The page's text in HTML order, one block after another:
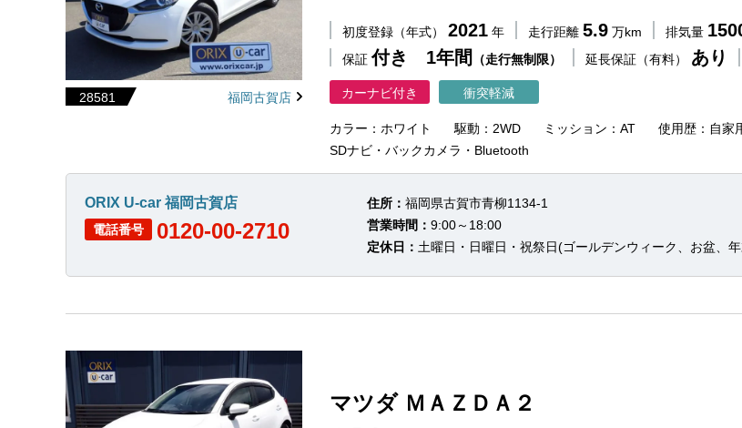
28581 福岡古賀店
初度登録（年式） 2021 年 走行距離 5.9 万km 排気量
保証付き 1年間 （走行無制限） 延長保証（有料） あり
カーナビ付き 衝突軽減
カラー：ホワイト 駆動：2WD ミッション：AT
使用歴：自家
SDナビ・バックカメラ・Bluetooth
ORIX U-car 福岡古賀店
電話番号 0120-00-2710
住所： 福岡県古賀市青柳1134-1
営業時間： 9:00～18:00
定休日： 土曜日・日曜日・祝祭日(ゴールデンウィーク、お盆、
マツダ ＭＡＺＤＡ２